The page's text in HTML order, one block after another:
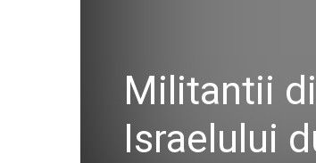
Militantii
Israelului